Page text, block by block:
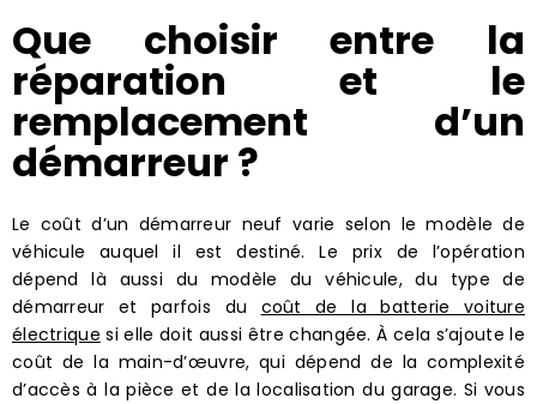
Que choisir entre la
réparation et le
remplacement d’un
démarreur ?
Le coût d’un démarreur neuf varie selon le modèle de
véhicule auquel il est destiné. Le prix de l’opération
dépend là aussi du modèle du véhicule, du type de
démarreur et parfois du coût de la batterie voiture
électrique si elle doit aussi être changée. À cela s’ajoute le
coût de la main-d’œuvre, qui dépend de la complexité
d’accès à la pièce et de la localisation du garage. Si vous